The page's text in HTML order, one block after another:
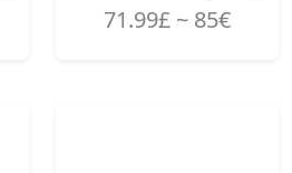
71.99£ ~ 85€